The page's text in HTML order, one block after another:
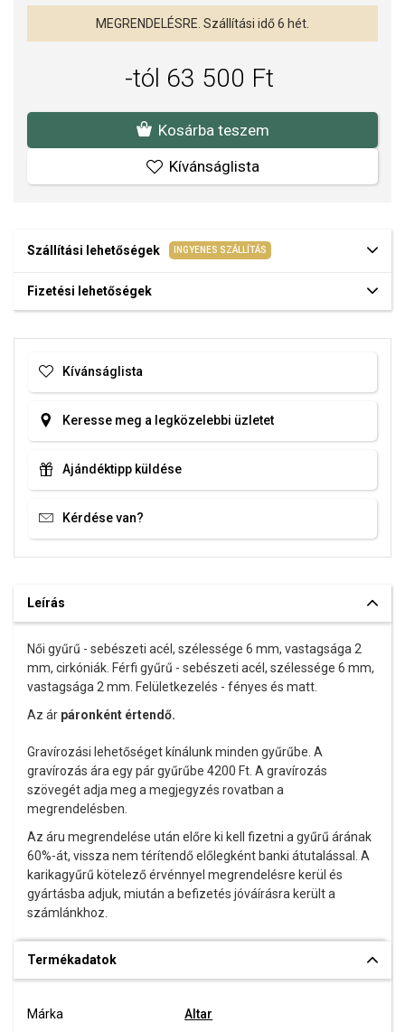
MEGRENDELÉSRE. Szállítási idő 6 hét.
-tól 63 500 Ft
Kosárba teszem
Kívánságlista
Szállítási lehetőségek INGYENES SZÁLLÍTÁS
Fizetési lehetőségek
Kívánságlista
Keresse meg a legközelebbi üzletet
Ajándéktipp küldése
Kérdése van?
Leírás
Női gyűrű - sebészeti acél, szélessége 6 mm, vastagsága 2
mm, cirkóniák. Férfi gyűrű - sebészeti acél, szélessége 6 mm,
vastagsága 2 mm. Felületkezelés - fényes és matt.
Az ár páronként értendő.
Gravírozási lehetőséget kínálunk minden gyűrűbe. A
gravírozás ára egy pár gyűrűbe 4200 Ft. A gravírozás
szövegét adja meg a megjegyzés rovatban a
megrendelésben.
Az áru megrendelése után előre ki kell fizetni a gyűrű árának
60%-át, vissza nem térítendő előlegként banki átutalással. A
karikagyűrű kötelező érvénnyel megrendelésre kerül és
gyártásba adjuk, miután a befizetés jóváírásra került a
számlánkhoz.
Termékadatok
Márka Altar